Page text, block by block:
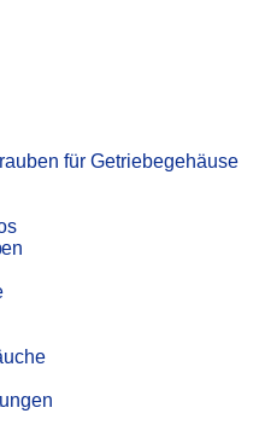
für Getriebegehäuse